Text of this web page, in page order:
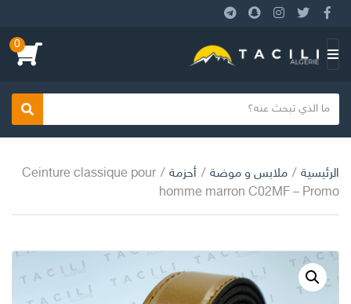
س
ص
ا
بحث
0
الرئيسية / ملابس و موضة / أحزمة /
Ceinture classique pour
homme marron C02MF – Promo